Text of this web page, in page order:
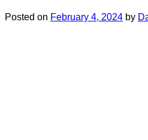
Posted on February 4, 2024 by